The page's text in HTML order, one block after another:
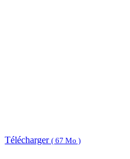
Télécharger ( 67 Mo )